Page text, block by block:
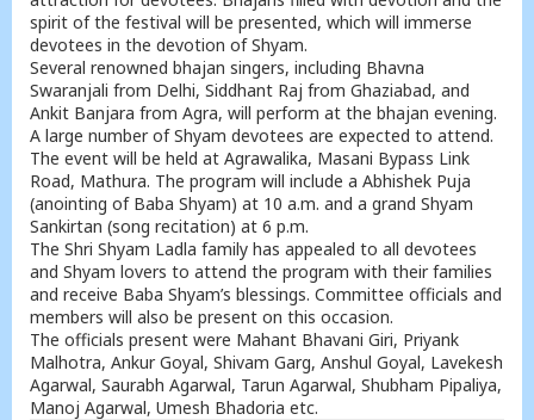
spirit of the festival will be presented, which will immerse
devotees in the devotion of Shyam.
Several renowned bhajan singers, including Bhavna
Swaranjali from Delhi, Siddhant Raj from Ghaziabad, and
Ankit Banjara from Agra, will perform at the bhajan evening.
A large number of Shyam devotees are expected to attend.
The event will be held at Agrawalika, Masani Bypass Link
Road, Mathura. The program will include a Abhishek Puja
(anointing of Baba Shyam) at 10 a.m. and a grand Shyam
Sankirtan (song recitation) at 6 p.m.
The Shri Shyam Ladla family has appealed to all devotees
and Shyam lovers to attend the program with their families
and receive Baba Shyam’s blessings. Committee officials and
members will also be present on this occasion.
The officials present were Mahant Bhavani Giri, Priyank
Malhotra, Ankur Goyal, Shivam Garg, Anshul Goyal, Lavekesh
Agarwal, Saurabh Agarwal, Tarun Agarwal, Shubham Pipaliya,
Manoj Agarwal, Umesh Bhadoria etc.